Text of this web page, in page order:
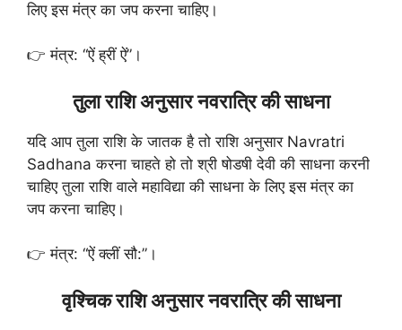
लिए इस मंत्र का जप करना चाहिए।
👉 मंत्र: “ऐं ह्रीं ऐं”।
तुला राशि अनुसार नवरात्रि की साधना
यदि आप तुला राशि के जातक है तो राशि अनुसार Navratri
Sadhana करना चाहते हो तो श्री षोडषी देवी की साधना करनी
चाहिए तुला राशि वाले महाविद्या की साधना के लिए इस मंत्र का
जप करना चाहिए।
👉 मंत्र: “ऐं क्लीं सौ:”।
वृश्चिक राशि अनुसार नवरात्रि की साधना